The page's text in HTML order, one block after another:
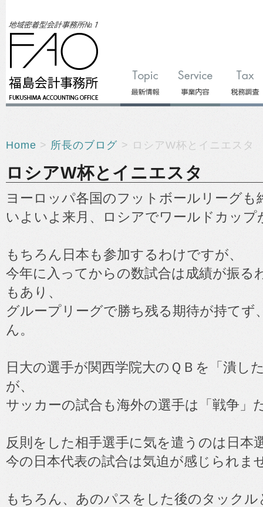
Home > 所長のブログ > ロシアW杯とイニエスタ
ロシアW杯とイニエスタ
ヨーロッパ各国のフットボールリーグも
いよいよ来月、ロシアでワールドカップ
もちろん日本も参加するわけですが、
今年に入ってからの数試合は成績が振る
もあり、
グループリーグで勝ち残る期待が持てず
ん。
日大の選手が関西学院大のＱＢを「潰し
が、
サッカーの試合も海外の選手は「戦争」
反則をした相手選手に気を遣うのは日本
今の日本代表の試合は気迫が感じられま
もちろん、あのパスをした後のタック